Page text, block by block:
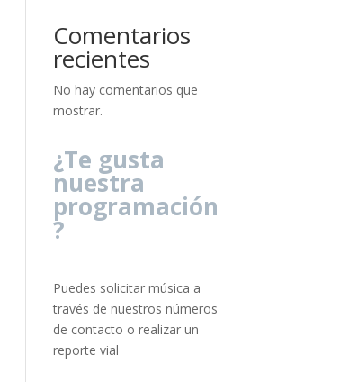
Comentarios
recientes
No hay comentarios que
mostrar.
¿Te gusta
nuestra
programación
?
Puedes solicitar música a
través de nuestros números
de contacto o realizar un
reporte vial